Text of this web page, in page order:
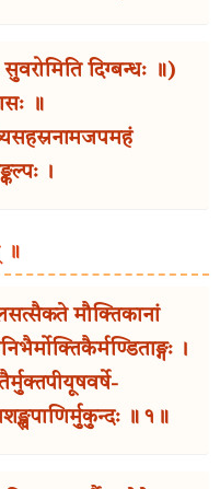
दिग्बन्धः ॥)
॥
।
॥
मौक्तिकानां
।
॥ १॥